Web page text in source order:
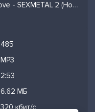
Слушать песню Neverlove - SEXMETAL 2 (Новый альбом 2026) и добавить в избранных
485
MP3
2:53
6.62 МБ
320 кбит/с,